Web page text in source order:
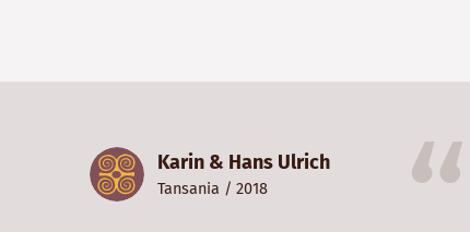
Karin & Hans Ulrich
Tansania / 2018